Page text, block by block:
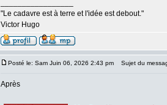
"Le cadavre est à terre et l'idée est debout."
Victor Hugo
Posté le: Sam Juin 06, 2026 2:43 pm Sujet du
Après